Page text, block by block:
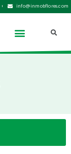
info@inmobflores.com